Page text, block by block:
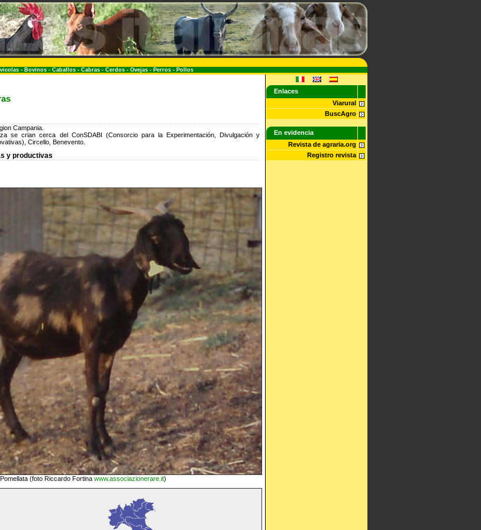
- Bovinos - Caballos - Cabras - Cerdos - Ovejas - Perros - Pollos
Campania.
se crian cerca del ConSDABI (Consorcio para la Experimentación, Divulgación y
Circello, Benevento.
y productivas
Pomellata (foto Riccardo Fortina www.associazionerare.it)
Enlaces
Viarural
BuscAgro
En evidencia
Revista de agraria.org
Registro revista